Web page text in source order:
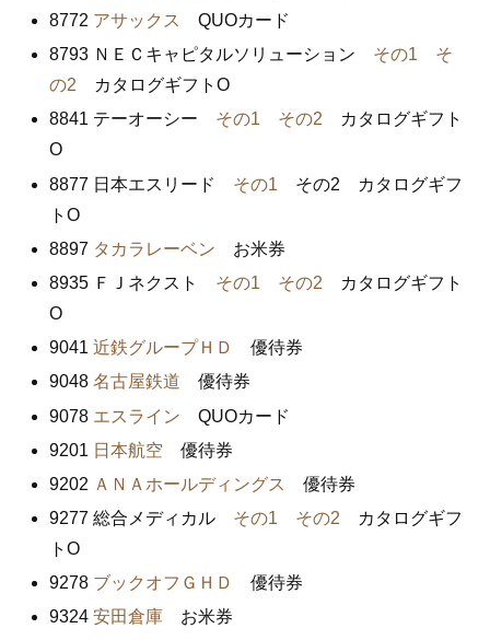
8772 アサックス
QUOカード
8793 ＮＥＣキャピタルソリューション その1
そ
の2 カタログギフトO
8841 テーオーシー その1 その2 カタログギフト
O
8877 日本エスリード その1 その2 カタログギフ
トO
8897 タカラレーベン お米券
8935 ＦＪネクスト その1 その2 カタログギフト
O
9041近鉄グループＨＤ
優待券
9048名古屋鉄道 優待券
9078 エスライン QUOカード
9201 日本航空 優待券
9202 ＡＮＡホールディングス
優待券
9277 総合メディカル その1 その2 カタログギフ
トO
9278 ブックオフＧＨＤ
優待券
9324安田倉庫 お米券